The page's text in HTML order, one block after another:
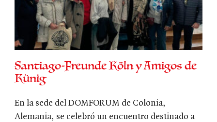
Santiago-Freunde Köln y Amigos de
Künig
En la sede del DOMFORUM de Colonia,
Alemania, se celebró un encuentro destinado a